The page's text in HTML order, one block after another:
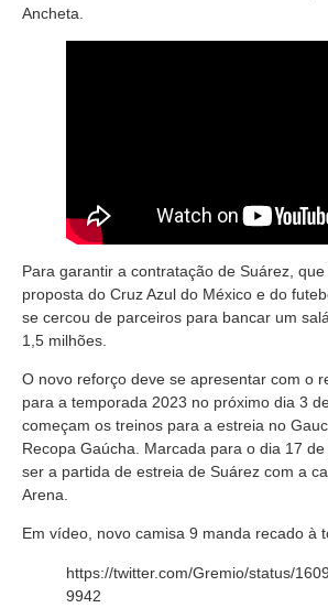
Ancheta.
Para garantir a contratação de Suárez,
proposta do Cruz Azul do México e do
se cercou de parceiros para bancar um
1,5 milhões.
O novo reforço deve se apresentar com o
para a temporada 2023 no próximo dia 3
começam os treinos para a estreia no
Recopa Gaúcha. Marcada para o dia 17
ser a partida de estreia de Suárez com a
Arena.
Em vídeo, novo camisa 9 manda recado à
https://twitter.com/Gremio/status/
9942